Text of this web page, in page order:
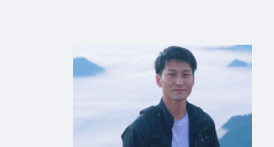
千々岩 亮祐